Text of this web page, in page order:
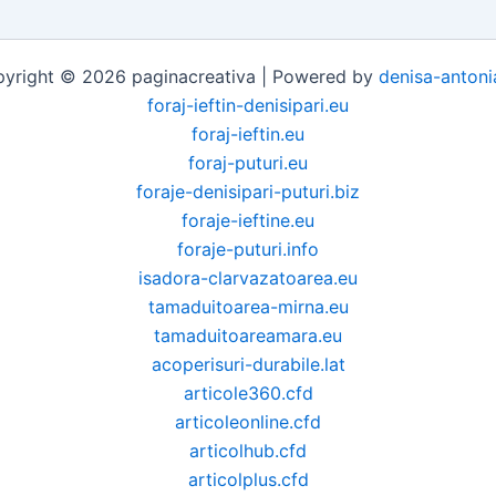
© 2026 paginacreativa | Powered by denisa-
foraj-ieftin-denisipari.eu
foraj-ieftin.eu
foraj-puturi.eu
foraje-denisipari-puturi.biz
foraje-ieftine.eu
foraje-puturi.info
isadora-clarvazatoarea.eu
tamaduitoarea-mirna.eu
tamaduitoareamara.eu
acoperisuri-durabile.lat
articole360.cfd
articoleonline.cfd
articolhub.cfd
articolplus.cfd